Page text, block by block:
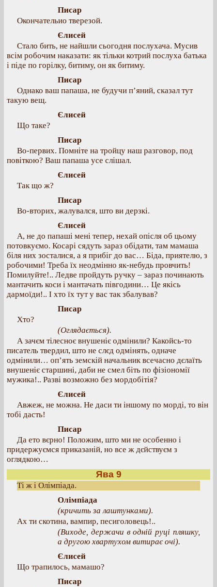
Писар
Окончательио тверезой.
Єлисей
Стало бить, не найшли сьогодня послухача. Мусив
всім робочим наказати: як тільки котрий послуха батька
і піде по горілку, битиму, он як битиму.
Писар
Однако ваш папаша, не будучи п’яний, сказал тут
такую вещ.
Єлисей
Що таке?
Писар
Во-первих. Помніте на тройцу наш разговор, под
повіткою? Ваш папаша усе слішал.
Єлисей
Так що ж?
Писар
Во-вторих, жалувался, што ви дерзкі.
Єлисей
А, не до папаші мені тепер, нехай опісля об цьому
потовкуємо. Косарі сядуть зараз обідати, там мамаша
біля них зосталися, а я прибіг до вас… Біда, приятелю, з
робочими! Треба їх неодмінно як-небудь провчить!
Помилуйте!.. Ледве пройдуть ручку – зараз починають
мантачить коси і мантачать півгодини… Це якісь
дармоїди!.. І хто їх тут у вас так збалував?
Писар
Хто?
(Оглядається).
А зачєм тілесноє внушеніє одмінили? Какойсь-то
писатель твердил, што не слєд одмінять, одначе
одмінили… оп’ять земскій начальник всечасно дєлаїть
внушеніє старшині, даби не смел біть по фізіономії
мужика!.. Разві возможно без мордобітія?
Єлисей
Авжеж, не можна. Не даси ти іншому по морді, то він
тобі дасть!
Писар
Да ето вєрно! Положим, што ми не особенно і
придержуємся приказаній, но все ж дєйствуєм з
оглядкою…
Ява 9
Ті ж і Олімпіада.
Олімпіада
(кричить за лаштунками).
Ах ти скотина, вампир, песиголовець!..
(Виходе, держачи в одній руці пляшку,
а другою хвартухом витирає очі).
Єлисей
Що трапилось, мамашо?
Писар